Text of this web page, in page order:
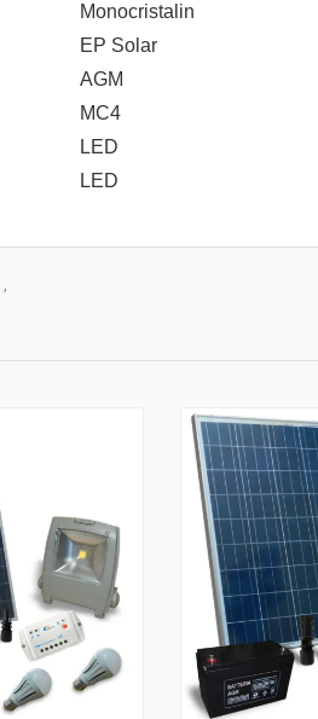
Monocristalin
EP Solar
AGM
MC4
LED
LED
,